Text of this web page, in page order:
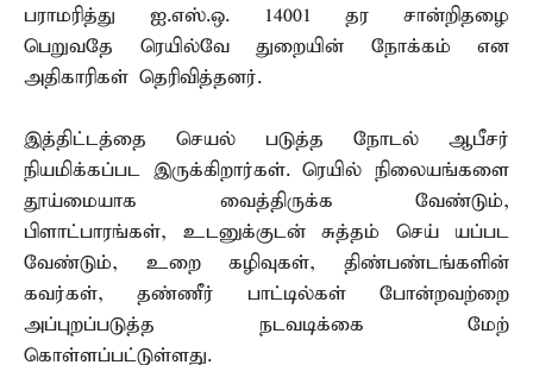
பராமரித்து ஐ.எஸ்.ஒ. 14001 தர சான்றிதழை
பெறுவதே ரெயில்வே துறையின் நோக்கம் என
அதிகாரிகள் தெரிவித்தனர்.
இத்திட்டத்தை செயல் படுத்த நோடல் ஆபீசர்
நியமிக்கப்பட இருக்கிறார்கள். ரெயில் நிலையங்களை
தூய்மையாக வைத்திருக்க வேண்டும்,
பிளாட்பாரங்கள், உடனுக்குடன் சுத்தம் செய் யப்பட
வேண்டும், உறை கழிவுகள், திண்பண்டங்களின்
கவர்கள், தண்ணீர் பாட்டில்கள் போன்றவற்றை
அப்புறப்படுத்த நடவடிக்கை மேற்
கொள்ளப்பட்டுள்ளது.